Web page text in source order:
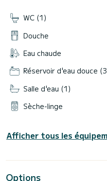
WC (1)
Douche
Eau chaude
Réservoir d'eau douce
Salle d'eau (1)
Sèche-linge
Afficher tous les
Options